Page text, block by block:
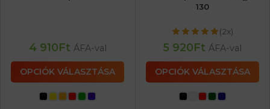
4 910Ft ÁFA-val
OPCIÓK VÁLASZTÁSA
130
(2x)
5 920Ft ÁFA-val
OPCIÓK VÁLASZTÁSA